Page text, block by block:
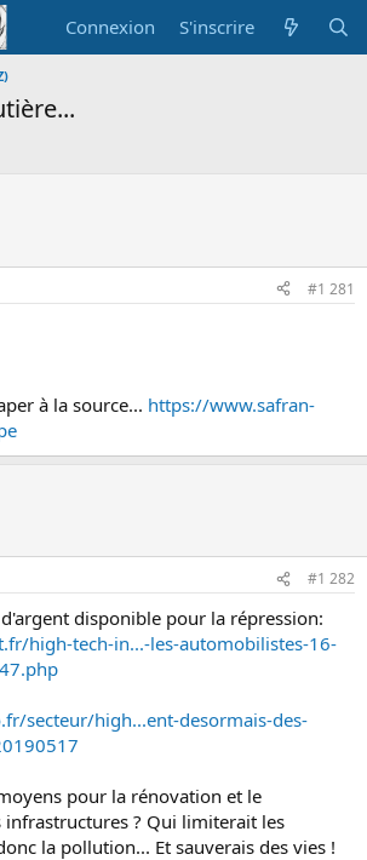
Connexion S'inscrire
#1 281
à la source... https://www.safran-
#1 282
disponible pour la répression:
high-tech-in...-les-automobilistes-16-
secteur/high...ent-desormais-des-
pour la rénovation et le
? Qui limiterait les
la pollution... Et sauverais des vies !